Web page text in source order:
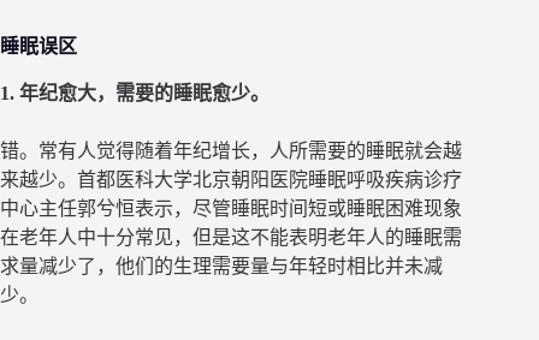
睡眠误区
1. 年纪愈大，需要的睡眠愈少。
错。常有人觉得随着年纪增长，人所需要的睡眠就会越
来越少。首都医科大学北京朝阳医院睡眠呼吸疾病诊疗
中心主任郭兮恒表示，尽管睡眠时间短或睡眠困难现象
在老年人中十分常见，但是这不能表明老年人的睡眠需
求量减少了，他们的生理需要量与年轻时相比并未减
少。